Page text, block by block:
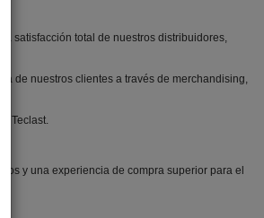
satisfacción total de nuestros distribuidores,
de nuestros clientes a través de merchandising,
Teclast.
y una experiencia de compra superior para el